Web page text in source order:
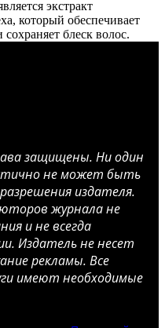
экстракт
который обеспечивает
блеск волос.
защищены. Ни один
не может быть
издателя.
журнала не
и не всегда
Издатель не несет
рекламы. Все
имеют необходимые